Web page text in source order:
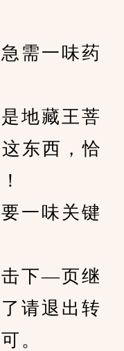
需一味药
地藏王菩
东西，恰
一味关键
下—页继
请退出转
。